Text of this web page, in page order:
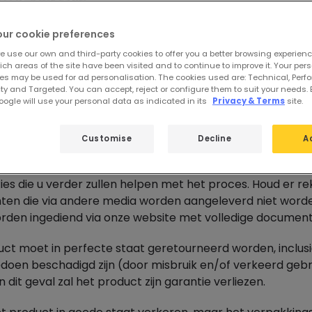
redenen van gezondheids- en hygiënebescherming is
beschermingsmiddelen (PBM's) te ruilen, te
van het product is geopend.
die geruild of geretourneerd moeten
van PBM's zijn voor rekening van de klant.
RETOURZENDING GELDEN DE VOLGENDE
aanvragen van een retourzending dient u een retour
die u verder zullen helpen met het proces. Houd er
die via andere media worden aangeleverd niet
ingediend via onze website met volledige
moet in perfecte staat geretourneerd worden,
beschadigd zijn (door misbruik en/of verkeerd
dit geval zal het product zijn garantie verliezen.
cookie preferences
use our own and third-party cookies to offer you a better browsing
areas of the site have been visited and to continue to improve it. Your
may be used for ad personalisation. The cookies used are: Technical,
and Targeted. You can accept, reject or configure them to suit your needs.
will use your personal data as indicated in its
Privacy & Terms site.
Decline
Customise